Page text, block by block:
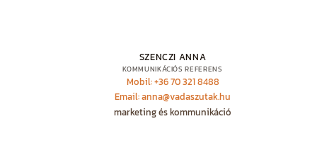
SZENCZI ANNA
KOMMUNIKÁCIÓS REFERENS
Mobil: +36 70 321 8488
Email: anna@vadaszutak.hu
marketing és kommunikáció